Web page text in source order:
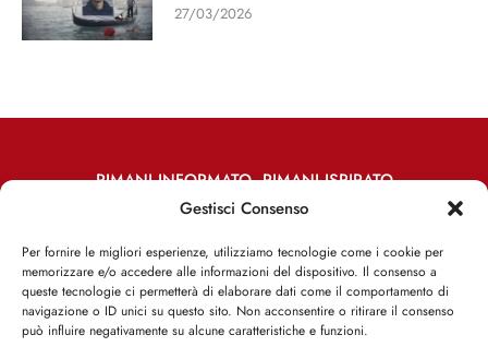
Gestisci Consenso
Per fornire le migliori esperienze, utilizziamo tecnologie come i cookie per
memorizzare e/o accedere alle informazioni del dispositivo. Il consenso a
queste tecnologie ci permetterà di elaborare dati come il comportamento di
navigazione o ID unici su questo sito. Non acconsentire o ritirare il consenso
può influire negativamente su alcune caratteristiche e funzioni.
27/03/2026
RIMANI INFORMATO, RIMANI ISPIRATO
Iscriviti alla Newsletter
ISCRIVITI ADESSO